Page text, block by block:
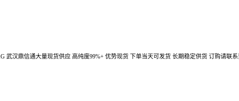
武汉鼎信通大量现货供应 高纯度99%+ 优势现货 下单当天可发货 长期稳定供货 订购请联系